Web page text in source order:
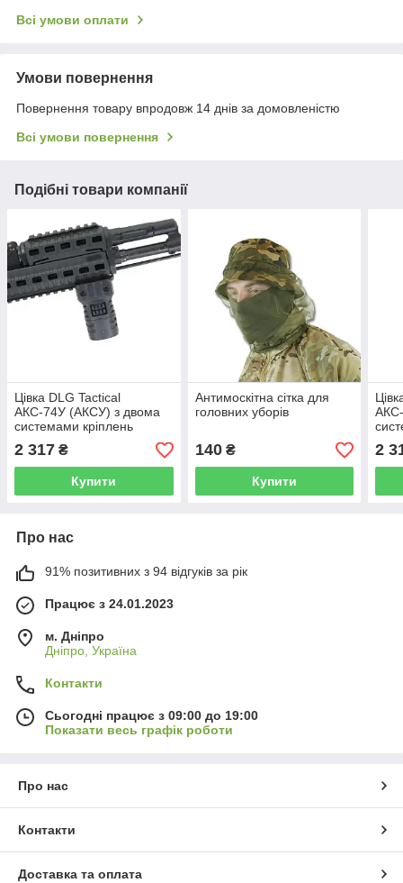
Всі умови оплати
Умови повернення
Повернення товару впродовж 14 днів за домовленістю
Всі умови повернення
Подібні товари компанії
Цівка DLG Tactical
АКС-74У (АКСУ) з двома
системами кріплень
(Пікатінні, M-Lok) колір
Койот / Чорний / Олива
2 317 ₴
Купити
Антимоскітна сітка для
головних уборів
140₴
Купити
2
Про нас
91% позитивних з 94 відгуків за рік
Працює з 24.01.2023
м. Дніпро
Дніпро, Україна
Контакти
Сьогодні працює з 09:00 до 19:00
Показати весь графік роботи
Про нас
Контакти
Доставка та оплата